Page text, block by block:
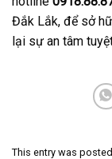
Đắk Lắk, để sở
lại sự an tâm
This entry was